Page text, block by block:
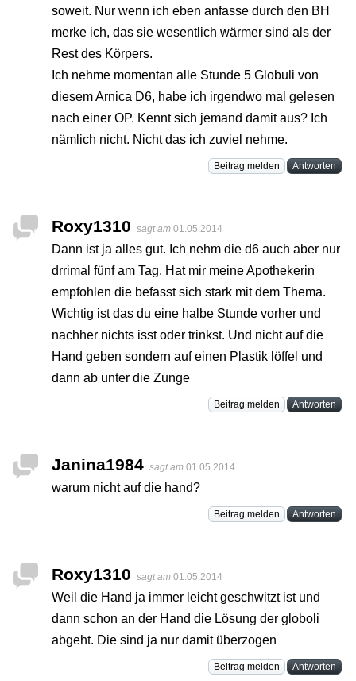
soweit. Nur wenn ich eben anfasse durch den BH
merke ich, das sie wesentlich wärmer sind als der
Rest des Körpers.
Ich nehme momentan alle Stunde 5 Globuli von
diesem Arnica D6, habe ich irgendwo mal gelesen
nach einer OP. Kennt sich jemand damit aus? Ich
nämlich nicht. Nicht das ich zuviel nehme.
Beitrag melden Antworten
Roxy1310 sagt am 01.05.2014
Dann ist ja alles gut. Ich nehm die d6 auch aber nur
drrimal fünf am Tag. Hat mir meine Apothekerin
empfohlen die befasst sich stark mit dem Thema.
Wichtig ist das du eine halbe Stunde vorher und
nachher nichts isst oder trinkst. Und nicht auf die
Hand geben sondern auf einen Plastik löffel und
dann ab unter die Zunge
Beitrag melden Antworten
Janina1984 sagt am 01.05.2014
warum nicht auf die hand?
Beitrag melden Antworten
Roxy1310 sagt am 01.05.2014
Weil die Hand ja immer leicht geschwitzt ist und
dann schon an der Hand die Lösung der globoli
abgeht. Die sind ja nur damit überzogen
Beitrag melden Antworten